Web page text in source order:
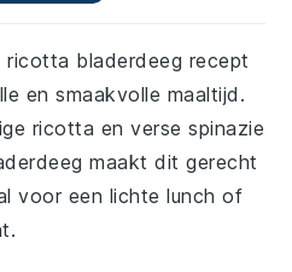
ricotta bladerdeeg recept
en smaakvolle maaltijd.
ricotta en verse spinazie
maakt dit gerecht
voor een lichte lunch of